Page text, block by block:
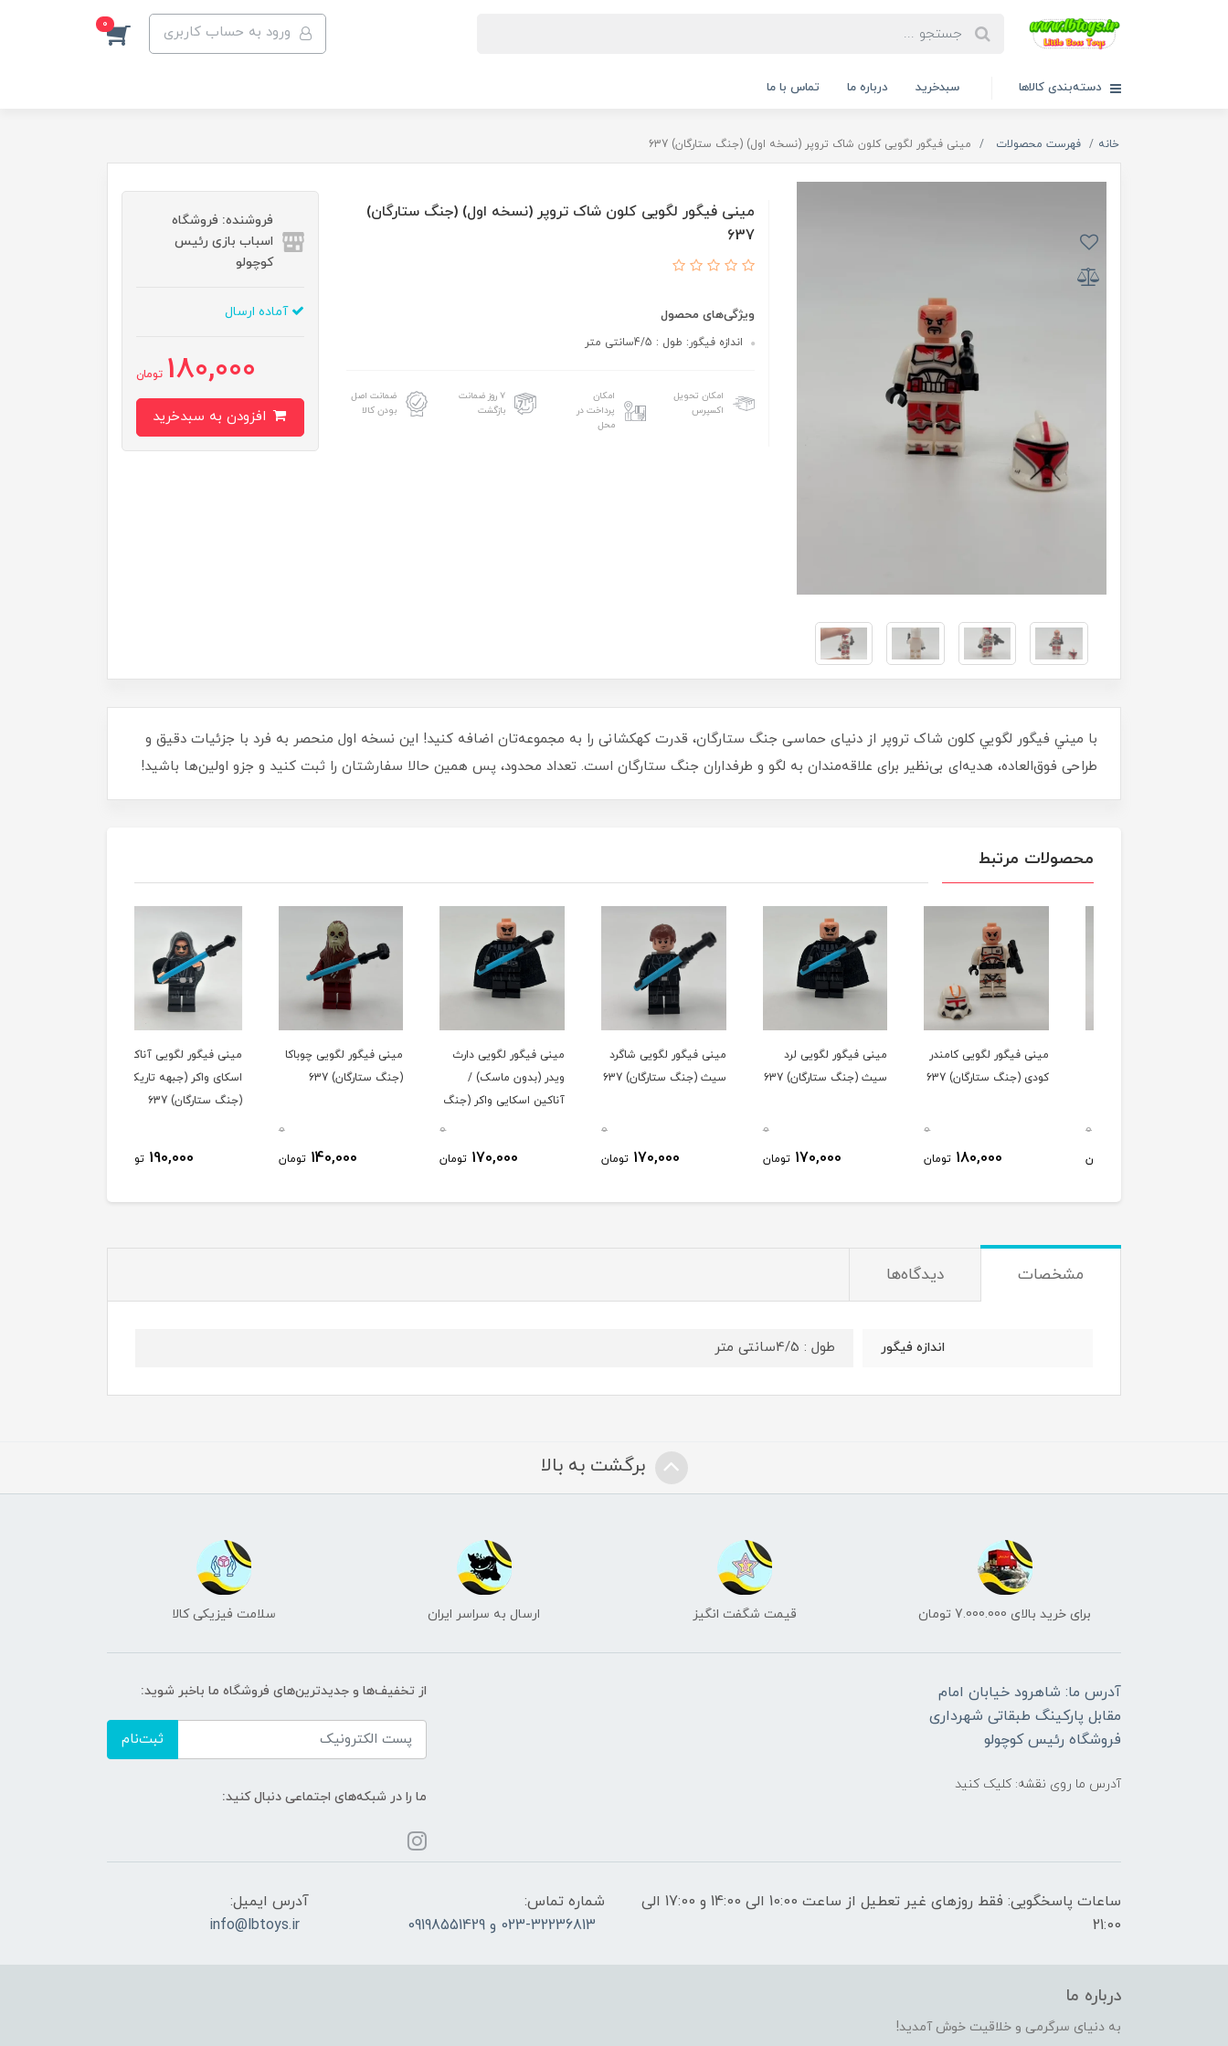
ورود به حساب کاربری 0
دسته‌بندی کالاها سبدخرید درباره ما تماس با ما
خانه فهرست محصولات مینی فیگور لگویی کلون شاک تروپر (نسخه اول) (جنگ ستارگان) 637
مینی فیگور لگویی کلون شاک تروپر (نسخه اول) (جنگ ستارگان)
637
ویژگی‌های محصول
اندازه فیگور: طول : 4/5سانتی متر
امکان تحویل
اکسپرس
امکان
پرداخت در
محل
۷ روز ضمانت
بازگشت
ضمانت اصل
بودن کالا
فروشنده: فروشگاه
اسباب بازی رئیس
کوچولو
آماده ارسال
180,000 تومان
با ميني فيگور لگويي کلون شاک تروپر از دنیای حماسی جنگ ستارگان، قدرت کهکشانی را به مجموعه‌تان اضافه کنید! این نسخه اول منحصر به فرد با جزئیات دقیق و
طراحی فوق‌العاده، هدیه‌ای بی‌نظیر برای علاقه‌مندان به لگو و طرفداران جنگ ستارگان است. تعداد محدود، پس همین حالا سفارشتان را ثبت کنید و جزو اولین‌ها باشید!
محصولات مرتبط
مینی فیگور لگویی کامندر
کودی (جنگ ستارگان) 637
180,000 تومان
مینی فیگور لگویی لرد
سیث (جنگ ستارگان) 637
170,000 تومان
مینی فیگور لگویی شاگرد
سیث (جنگ ستارگان) 637
170,000 تومان
مینی فیگور لگویی دارث
ویدر (بدون ماسک) /
آناکین اسکایی واکر (جنگ
170,000 تومان
مینی فیگور لگویی چوباکا
(جنگ ستارگان) 637
140,000 تومان
مینی فیگور لگویی آناکین
اسکای واکر (جبهه تاريک)
(جنگ ستارگان) 637
190,000 تومان
مشخصات دیدگاه‌ها
اندازه فیگور طول : 4/5سانتی متر
برگشت به بالا
برای خرید بالای 7.000.000 تومان قیمت شگفت انگیز ارسال به سراسر ایران سلامت فیزیکی کالا
آدرس ما: شاهرود خیابان امام
مقابل پارکینگ طبقاتی شهرداری
فروشگاه رئیس کوچولو
آدرس ما روی نقشه: کلیک کنید
از تخفیف‌ها و جدیدترین‌های فروشگاه ما باخبر شوید:
ثبت‌نام
ما را در شبکه‌های اجتماعی دنبال کنید:
ساعات پاسخگویی: فقط روزهای غیر تعطیل از ساعت 10:00 الی 14:00 و 17:00 الی
21:00
شماره تماس:
023-32236813 و 09198551429
آدرس ایمیل:
info@lbtoys.ir
درباره ما
به دنیای سرگرمی و خلاقیت خوش آمدید!